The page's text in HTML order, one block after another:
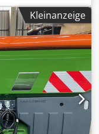
schwenkbar
/ 16 St
Kleinanzeige